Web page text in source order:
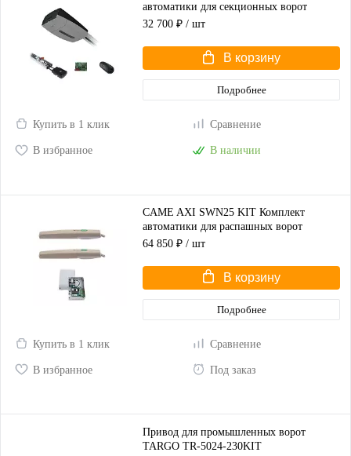
автоматики для секционных ворот
высотой до 2,25 м
32 700 ₽ / шт
В корзину
Подробнее
Купить в 1 клик Сравнение
В избранное В наличии
CAME AXI SWN25 KIT Комплект
автоматики для распашных ворот
(корпус серый)
64 850 ₽ / шт
В корзину
Подробнее
Купить в 1 клик Сравнение
В избранное Под заказ
Привод для промышленных ворот
TARGO TR-5024-230KIT